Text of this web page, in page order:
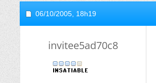
06/10/2005, 18h19
invitee5ad70c8